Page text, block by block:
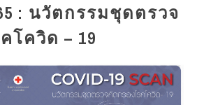
: นวัตกรรมชุดตรวจ
โควิด – 19